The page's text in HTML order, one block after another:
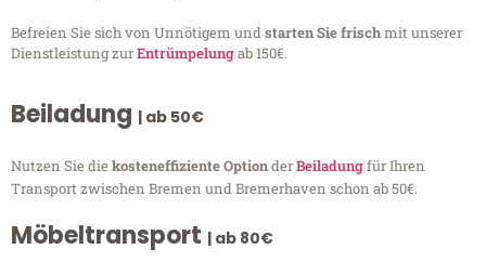
Befreien Sie sich von Unnötigem undstarten Sie frischmit unserer
Dienstleistung zurEntrümpelungab 150€.
Beiladung | ab 50€
Nutzen Sie diekosteneffiziente OptionderBeiladungfür Ihren
Transport zwischen Bremen und Bremerhaven schon ab 50€.
Möbeltransport | ab 80€